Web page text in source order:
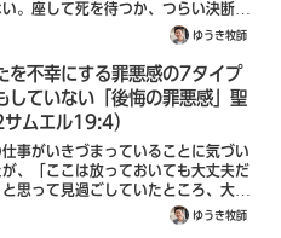
。座して死を待つか、つらい決断を
。40歳の鷹はクチバシが下あごに届
長く、爪は鋭さを失い、羽もくたびれ
く、遠くまで飛べない。決断した鷹
ゆうき牧師
を不幸にする罪悪感の7タイプ
ていない「後悔の罪悪感」聖
ムエル19:4）
事がいきづまっていることに気づい
、「ここは放っておいても大丈夫だ
思って見過ごしていたところ、大き
ブルに発展してしまった。あのときサ
してあげていれば、もしかしたらなに
ゆうき牧師